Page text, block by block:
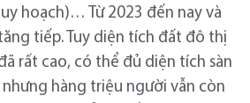
hoạch)… Từ 2023 đến nay và
tiếp. Tuy diện tích đất đô thị
rất cao, có thể đủ diện tích sàn
hàng triệu người vẫn còn